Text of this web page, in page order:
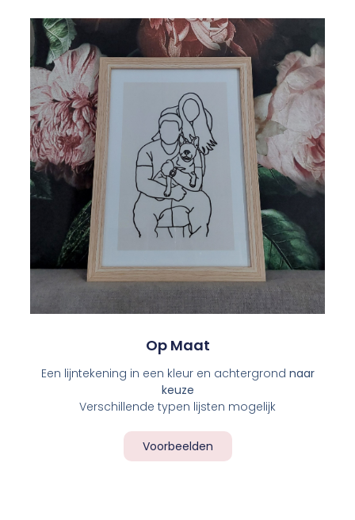
Op Maat
Een lijntekening in een kleur en achtergrond naar
keuze
Verschillende typen lijsten mogelijk
Voorbeelden